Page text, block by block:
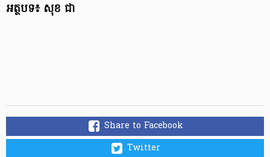
អត្ថបទ៖ សុខ ជា
Share to Facebook
Twitter